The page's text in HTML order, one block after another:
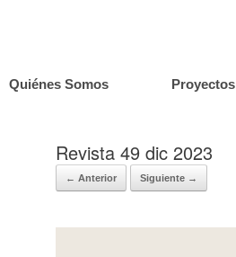
Quiénes Somos Proyectos
Revista 49 dic 2023
← Anterior Siguiente →